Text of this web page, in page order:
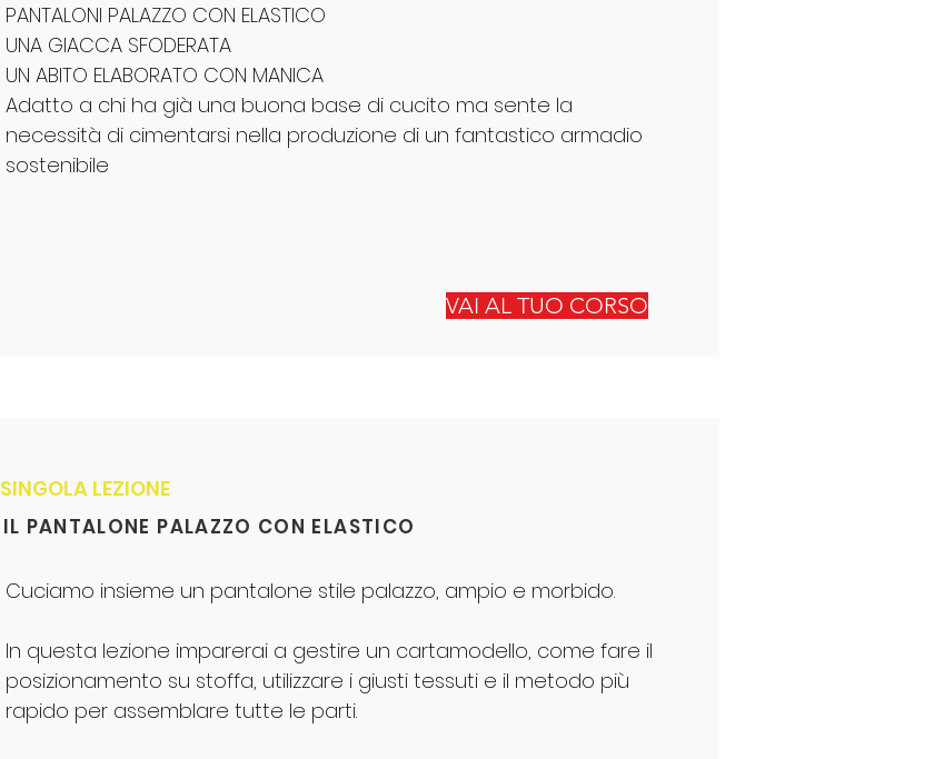
PANTALONI PALAZZO CON ELASTICO
UNA GIACCA SFODERATA
UN ABITO ELABORATO CON MANICA
Adatto a chi ha già una buona base di cucito ma sente la
necessità di cimentarsi nella produzione di un fantastico armadio
sostenibile
VAI AL TUO CORSO
SINGOLA LEZIONE
IL PANTALONE PALAZZO CON ELASTICO
Cuciamo insieme un pantalone stile palazzo, ampio e morbido.
In questa lezione imparerai a gestire un cartamodello, come fare il
posizionamento su stoffa, utilizzare i giusti tessuti e il metodo più
rapido per assemblare tutte le parti.